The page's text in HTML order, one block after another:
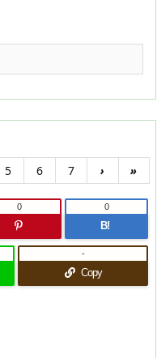
5 6 7 › »
0
B!
0
Copy
-